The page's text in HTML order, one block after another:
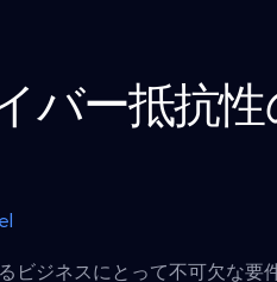
バー抵抗性
ビジネスにとって不可欠な要